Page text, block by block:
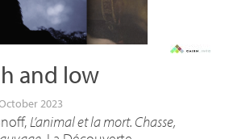
and low
2023
L’animal et la mort. Chasse,